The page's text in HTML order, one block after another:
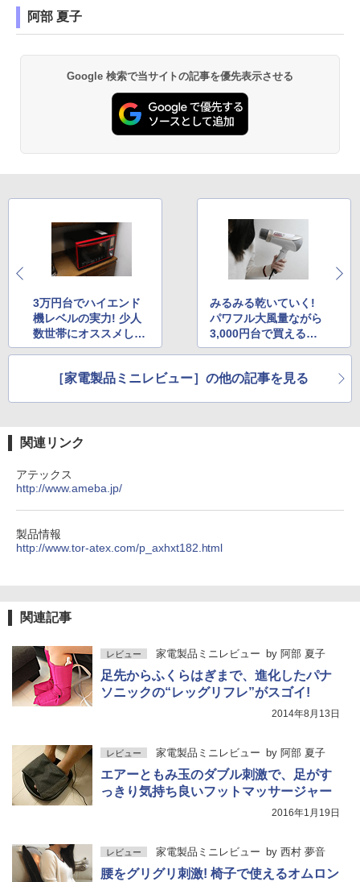
阿部 夏子
Google 検索で当サイトの記事を優先表示させる
3万円台でハイエンド
機レベルの実力! 少人
数世帯にオススメした
いオーブンレンジ
みるみる乾いていく!
パワフル大風量ながら
3,000円台で買えるド
ライヤー
［家電製品ミニレビュー］の他の記事を見る
関連リンク
アテックス
http://www.ameba.jp/
製品情報
http://www.tor-atex.com/p_axhxt182.html
関連記事
レビュー 家電製品ミニレビュー by 阿部 夏子
足先からふくらはぎまで、進化したパナ
ソニックの“レッグリフレ”がスゴイ!
2014年8月13日
レビュー 家電製品ミニレビュー by 阿部 夏子
エアーともみ玉のダブル刺激で、足がす
っきり気持ち良いフットマッサージャー
2016年1月19日
レビュー 家電製品ミニレビュー by 西村 夢音
腰をグリグリ刺激! 椅子で使えるオムロン